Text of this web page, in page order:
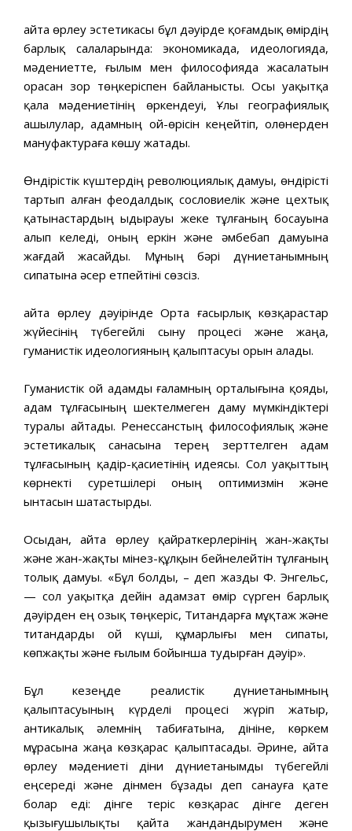
Қайта өрлеу эстетикасы бұл дәуірде қоғамдық өмірдің
барлық салаларында: экономикада, идеологияда,
мәдениетте, ғылым мен философияда жасалатын
орасан зор төңкеріспен байланысты. Осы уақытқа
қала мәдениетінің өркендеуі, Ұлы географиялық
ашылулар, адамның ой-өрісін кеңейтіп, Қолөнерден
мануфактураға көшу жатады.
Өндірістік күштердің революциялық дамуы, өндірісті
тартып алған феодалдық сословиелік және цехтық
қатынастардың ыдырауы жеке тұлғаның босауына
алып келеді, оның еркін және әмбебап дамуына
жағдай жасайды. Мұның бәрі дүниетанымның
сипатына әсер етпейтіні сөзсіз.
Қайта өрлеу дәуірінде Орта ғасырлық көзқарастар
жүйесінің түбегейлі сыну процесі және жаңа,
гуманистік идеологияның қалыптасуы орын алады.
Гуманистік ой адамды ғаламның орталығына қояды,
адам тұлғасының шектелмеген даму мүмкіндіктері
туралы айтады. Ренессанстың философиялық және
эстетикалық санасына терең зерттелген адам
тұлғасының қадір-қасиетінің идеясы. Сол уақыттың
көрнекті суретшілері оның оптимизмін және
ынтасын шатастырды.
Осыдан, Қайта өрлеу қайраткерлерінің жан-жақты
және жан-жақты мінез-құлқын бейнелейтін тұлғаның
толық дамуы. «Бұл болды, – деп жазды Ф. Энгельс,
— сол уақытқа дейін адамзат өмір сүрген барлық
дәуірден ең озық төңкеріс, Титандарға мұқтаж және
титандарды ой күші, құмарлығы мен сипаты,
көпжақты және ғылым бойынша тудырған дәуір».
Бұл кезеңде реалистік дүниетанымның
қалыптасуының күрделі процесі жүріп жатыр,
антикалық әлемнің табиғатына, дініне, көркем
мұрасына жаңа көзқарас қалыптасады. Әрине, Қайта
өрлеу мәдениеті діни дүниетанымды түбегейлі
еңсереді және дінмен бұзады деп санауға қате
болар еді: дінге теріс көзқарас дінге деген
қызығушылықты қайта жандандырумен және